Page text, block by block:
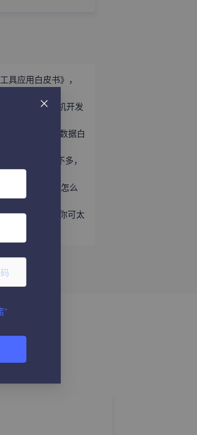
具应用白皮书》，
世界产业带商机开发
《2026年海关数据白
贸客户的人还不多，
猛？让我看看怎么
户打电话？那你可太
”